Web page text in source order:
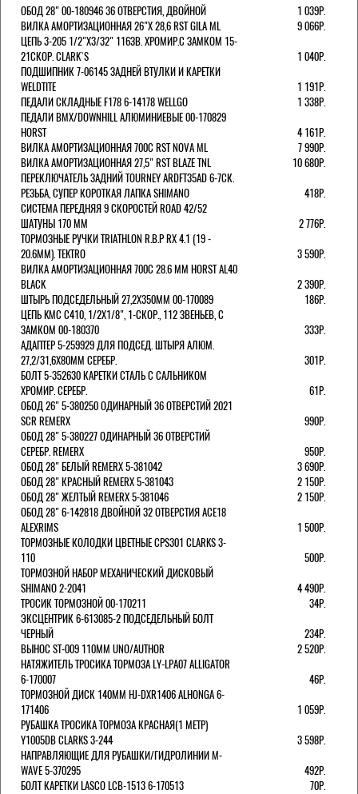
ОБОД 28" 00-180946 36 ОТВЕРСТИЯ, ДВОЙНОЙ
1 039Р.
ВИЛКА АМОРТИЗАЦИОННАЯ 26"Х 28,6 RST GILA ML
9 066Р.
ЦЕПЬ 3-205 1/2"X3/32" 116ЗВ. ХРОМИР.С ЗАМКОМ 15-
21СКОР. CLARK`S
1 040Р.
ПОДШИПНИК 7-06145 ЗАДНЕЙ ВТУЛКИ И КАРЕТКИ
WELDTITE
1 191Р.
ПЕДАЛИ СКЛАДНЫЕ F178 6-14178 WELLGO
1 338Р.
ПЕДАЛИ BMX/DOWNHILL АЛЮМИНИЕВЫЕ 00-170829
HORST
4 161Р.
ВИЛКА АМОРТИЗАЦИОННАЯ 700С RST NOVA ML
7 990Р.
ВИЛКА АМОРТИЗАЦИОННАЯ 27,5" RST BLAZE TNL
10 680Р.
ПЕРЕКЛЮЧАТЕЛЬ ЗАДНИЙ TOURNEY ARDFT35AD 6-7СК.
РЕЗЬБА, СУПЕР КОРОТКАЯ ЛАПКА SHIMANO
418Р.
СИСТЕМА ПЕРЕДНЯЯ 9 СКОРОСТЕЙ ROAD 42/52
ШАТУНЫ 170 ММ
2 776Р.
ТОРМОЗНЫЕ РУЧКИ TRIATHLON R.B.P RX 4.1 (19 -
20.6ММ). TEKTRO
3 590Р.
ВИЛКА АМОРТИЗАЦИОННАЯ 700C 28.6 ММ HORST AL40
BLACK
2 390Р.
ШТЫРЬ ПОДСЕДЕЛЬНЫЙ 27,2Х350ММ 00-170089
186Р.
ЦЕПЬ KMC C410, 1/2Х1/8", 1-СКОР., 112 ЗВЕНЬЕВ, С
ЗАМКОМ 00-180370
333Р.
АДАПТЕР 5-259929 ДЛЯ ПОДСЕД. ШТЫРЯ АЛЮМ.
27,2/31,6Х80ММ СЕРЕБР.
301Р.
БОЛТ 5-352630 КАРЕТКИ СТАЛЬ С САЛЬНИКОМ
ХРОМИР. СЕРЕБР.
61Р.
ОБОД 26" 5-380250 ОДИНАРНЫЙ 36 ОТВЕРСТИЙ 2021
SCR REMERX
990Р.
ОБОД 28" 5-380227 ОДИНАРНЫЙ 36 ОТВЕРСТИЙ
СЕРЕБР. REMERX
950Р.
ОБОД 28" БЕЛЫЙ REMERX 5-381042
3 690Р.
ОБОД 28" КРАСНЫЙ REMERX 5-381043
2 150Р.
ОБОД 28" ЖЕЛТЫЙ REMERX 5-381046
2 150Р.
ОБОД 28" 6-142818 ДВОЙНОЙ 32 ОТВЕРСТИЯ ACE18
ALEXRIMS
1 500Р.
ТОРМОЗНЫЕ КОЛОДКИ ЦВЕТНЫЕ CPS301 CLARKS 3-
110
500Р.
ТОРМОЗНОЙ НАБОР МЕХАНИЧЕСКИЙ ДИСКОВЫЙ
SHIMANO 2-2041
4 490Р.
ТРОСИК ТОРМОЗНОЙ 00-170211
34Р.
ЭКСЦЕНТРИК 6-613085-2 ПОДСЕДЕЛЬНЫЙ БОЛТ
ЧЕРНЫЙ
234Р.
ВЫНОС ST-009 110ММ UNO/AUTHOR
2 520Р.
НАТЯЖИТЕЛЬ ТРОСИКА ТОРМОЗА LY-LPA07 ALLIGATOR
6-170007
46Р.
ТОРМОЗНОЙ ДИСК 140ММ HJ-DXR1406 ALHONGA 6-
171406
1 059Р.
РУБАШКА ТРОСИКА ТОРМОЗА КРАСНАЯ(1 МЕТР)
Y1005DB CLARKS 3-244
3 598Р.
НАПРАВЛЯЮЩИЕ ДЛЯ РУБАШКИ/ГИДРОЛИНИИ M-
WAVE 5-370295
492Р.
БОЛТ КАРЕТКИ LASCO LCB-1513 6-170513
70Р.